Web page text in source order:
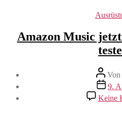
Amazon Music
Von
9.
Keine